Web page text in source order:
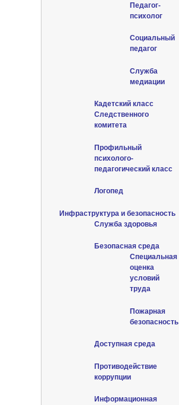
Педагог-
психолог
Социальный
педагог
Служба
медиации
Кадетский класс
Следственного
комитета
Профильный
психолого-
педагогический класс
Логопед
Инфраструктура и безопасность
Служба здоровья
Безопасная среда
Специальная
оценка
условий
труда
Пожарная
безопасность
Доступная среда
Противодействие
коррупции
Информационная